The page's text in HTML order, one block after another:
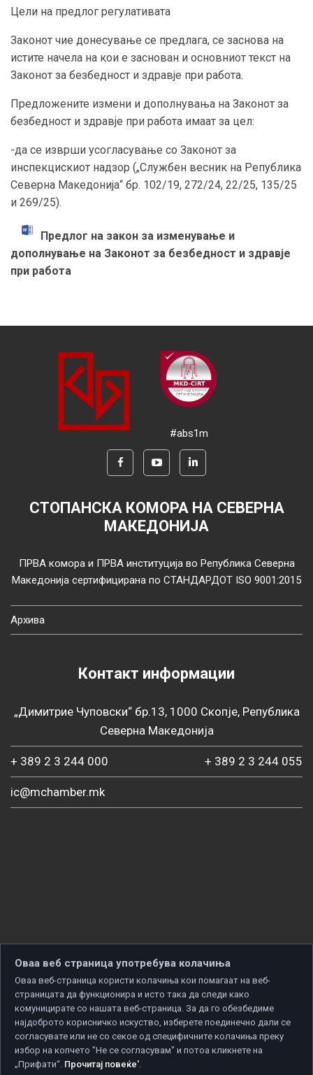
Цели на предлог регулативата
Законот чие донесување се предлага, се заснова на
истите начела на кои е заснован и основниот текст на
Законот за безбедност и здравје при работа.
Предложените измени и дополнувања на Законот за
безбедност и здравје при работа имаат за цел:
-да се изврши усогласување со Законот за
инспекцискиот надзор („Службен весник на Република
Северна Македонија“ бр. 102/19, 272/24, 22/25, 135/25
и 269/25).
Предлог на закон за изменување и
дополнување на Законот за безбедност и здравје
при работа
#abs1m
СТОПАНСКА КОМОРА НА СЕВЕРНА
МАКЕДОНИЈА
ПРВА комора и ПРВА институција во Република Северна
Македонија сертифицирана по СТАНДАРДОТ ISO 9001:2015
Архива
Контакт информации
„Димитрие Чуповски“ бр.13, 1000 Скопје, Република
Северна Македонија
+ 389 2 3 244 000 + 389 2 3 244 055
ic@mchamber.mk
Copyright © 2026 Developed by
Оваа веб страница употребува колачиња
Оваа веб-страница користи колачиња кои помагаат на веб-
страницата да функционира и исто така да следи како
комуницирате со нашата веб-страница. За да го обезбедиме
најдоброто корисничко искуство, изберете поединечно дали се
согласувате или не со секое од специфичните колачиња преку
избор на копчето "Не се согласувам" и потоа кликнете на
„Прифати“. Прочитај повеќе'.